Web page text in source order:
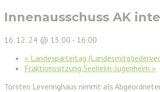
Innenausschuss AK
16. 12. 24 @ 15:00 - 16:00
« Landesparteitag
Fraktionssitzung Seeheim-Jugenheim »
Torsten Leveringhaus nimmt als